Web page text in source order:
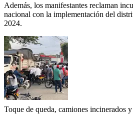
Además, los manifestantes reclaman
nacional con la implementación del
2024.
Toque de queda, camiones incinerados